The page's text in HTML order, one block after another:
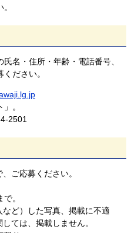
名・住所・年齢・電話番号、
ださい。
。
2501
ご応募ください。
。
ど）した写真、掲載に不適
ては、掲載しません。